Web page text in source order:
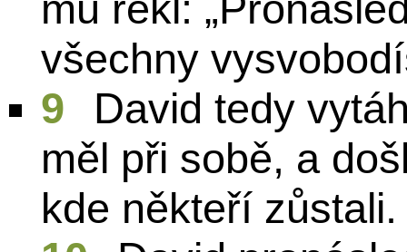
všechny
9
David tedy
měl při sobě, a
kde někteří zůstali.